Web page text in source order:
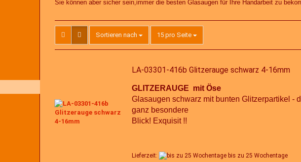
Sie können aber sicher sein,immer die besten Glasaugen für Ihre Handarbeit zu
Sortieren nach
Sortieren nach 15 pro Seite
pro Seite
LA-03301-416b Glitzerauge schwarz 4-16mm
GLITZERAUGE mit Öse
Glasaugen schwarz mit bunten Glitzerpartikel -
ganz besondere
Blick! Exquisit !!
Lieferzeit: bis zu 25 Wochentage